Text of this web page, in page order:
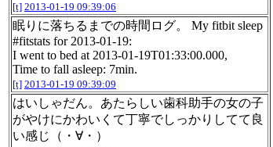
[t] 2013-01-19 09:39:06
眠りに落ちるまでの時間ログ。 My fitbit sleep
#fitstats for 2013-01-19:
I went to bed at 2013-01-19T01:33:00.000,
Time to fall asleep: 7min.
[t] 2013-01-19 09:39:09
はいしゃだん。あたらしい歯科助手の女の子
がやけにかわいくて丁寧でしっかりしてて良
い感じ（・∀・）